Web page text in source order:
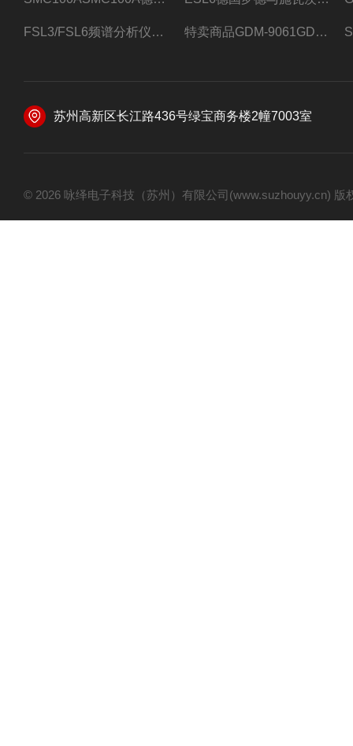
FSL3/FSL6频谱分析仪FSL3/FSL6罗德与施瓦茨 特卖商品GDM-9061GDM-9061台式万用表
苏州高新区长江路436号绿宝商务楼2幢7003室
© 2026 咏绎电子科技（苏州）有限公司(www.suzhouyy.cn)